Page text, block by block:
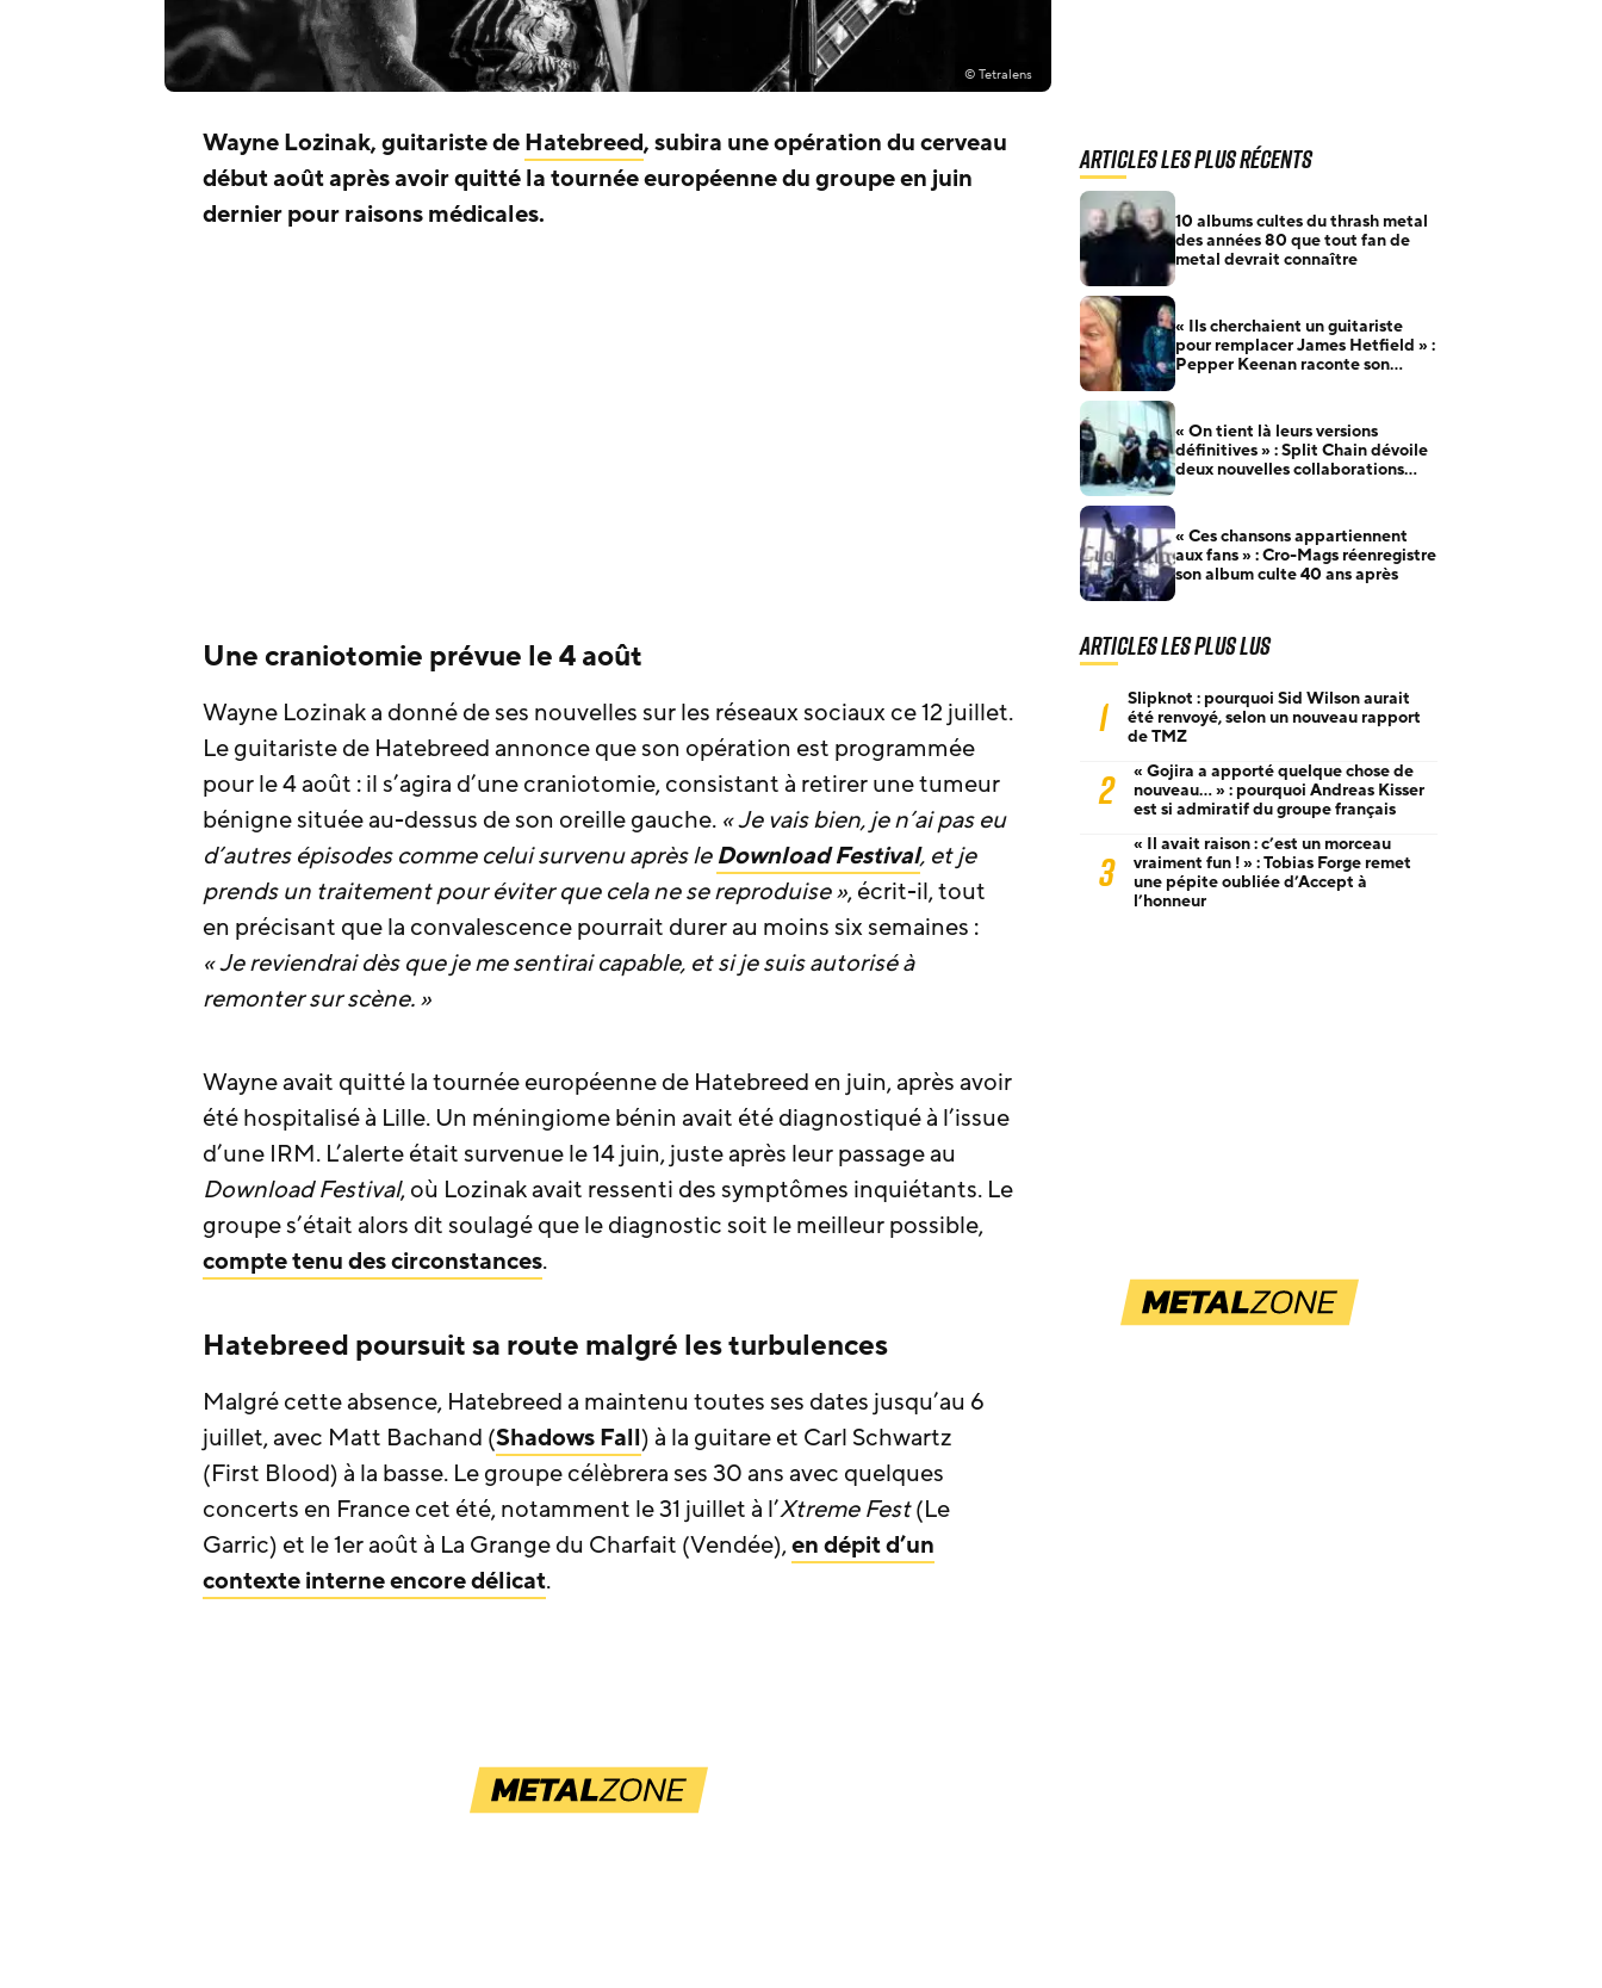
© Tetralens
Wayne Lozinak, guitariste deHatebreed, subira une opération du cerveau
début août après avoir quitté la tournée européenne du groupe en juin
dernier pour raisons médicales.
Une craniotomie prévue le 4 août
Wayne Lozinak a donné de ses nouvelles sur les réseaux sociaux ce 12 juillet.
Le guitariste de Hatebreed annonce que son opération est programmée
pour le 4 août : il s’agira d’une craniotomie, consistant à retirer une tumeur
bénigne située au-dessus de son oreille gauche. « Je vais bien, je n’ai pas eu
d’autres épisodes comme celui survenu après leDownload Festival, et je
prends un traitement pour éviter que cela ne se reproduise », écrit-il, tout
en précisant que la convalescence pourrait durer au moins six semaines :
« Je reviendrai dès que je me sentirai capable, et si je suis autorisé à
remonter sur scène. »
Wayne avait quitté la tournée européenne de Hatebreed en juin, après avoir
été hospitalisé à Lille. Un méningiome bénin avait été diagnostiqué à l’issue
d’une IRM. L’alerte était survenue le 14 juin, juste après leur passage au
Download Festival, où Lozinak avait ressenti des symptômes inquiétants. Le
groupe s’était alors dit soulagé que le diagnostic soit le meilleur possible,
compte tenu des circonstances.
Hatebreed poursuit sa route malgré les turbulences
Malgré cette absence, Hatebreed a maintenu toutes ses dates jusqu’au 6
juillet, avec Matt Bachand (Shadows Fall) à la guitare et Carl Schwartz
(First Blood) à la basse. Le groupe célèbrera ses 30 ans avec quelques
concerts en France cet été, notamment le 31 juillet à l’Xtreme Fest(Le
Garric) et le 1er août à La Grange du Charfait (Vendée),en dépit d’un
contexte interne encore délicat.
Articles les plus récents
10 albums cultes du thrash metal
des années 80 que tout fan de
metal devrait connaître
« Ils cherchaient un guitariste
pour remplacer James Hetfield » :
Pepper Keenan raconte son
« On tient là leurs versions
définitives » : Split Chain dévoile
deux nouvelles collaborations
« Ces chansons appartiennent
aux fans » : Cro-Mags réenregistre
son album culte 40 ans après
Articles les plus lus
1
Slipknot : pourquoi Sid Wilson aurait
été renvoyé, selon un nouveau rapport
de TMZ
2
« Gojira a apporté quelque chose de
nouveau… » : pourquoi Andreas Kisser
est si admiratif du groupe français
3
« Il avait raison : c’est un morceau
vraiment fun ! » : Tobias Forge remet
une pépite oubliée d’Accept à
l’honneur